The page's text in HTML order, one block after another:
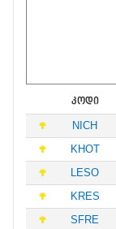
ᲙᲝᲓᲘ
NICH
KHOT
LESO
KRES
SFRE